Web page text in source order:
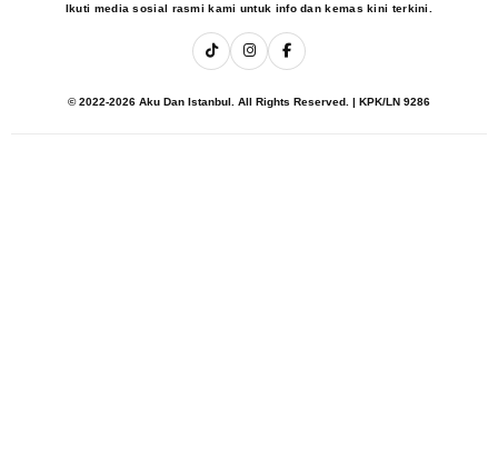
Ikuti media sosial rasmi kami untuk info dan kemas kini terkini.
© 2022-2026 Aku Dan Istanbul. All Rights Reserved. | KPK/LN 9286